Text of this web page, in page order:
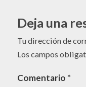
Deja una
Tu dirección de
Los campos
Comentario *